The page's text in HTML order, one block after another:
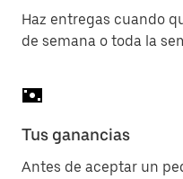
Haz entregas cuando
de semana o toda la
Tus ganancias
Antes de aceptar un